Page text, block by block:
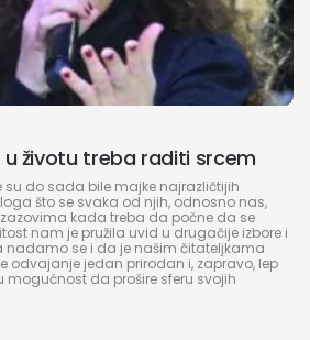
u životu treba raditi srcem
su do sada bile majke najrazličtijih
što se svaka od njih, odnosno nas,
kada treba da počne da se
nam je pružila uvid u drugačije izbore i
nadamo se i da je našim čitateljkama
odvajanje jedan prirodan i, zapravo, lep
mogućnost da prošire sferu svojih